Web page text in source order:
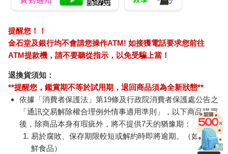
提醒您！！
金石堂及銀行均不會請您操作ATM! 如接獲電話要求您前往
ATM提款機，請不要聽從指示，以免受騙上當！
退換貨須知：
**提醒您，鑑賞期不等於試用期，退回商品須為全新狀態**
依據「消費者保護法」第19條及行政院消費者保護處公告之
「通訊交易解除權合理例外情事適用準則」，以下商品購買
後，除商品本身有瑕疵外，將不提供7天的猶豫期：
易於腐敗、保存期限較短或解約時即將逾期。（如：生
鮮食品）